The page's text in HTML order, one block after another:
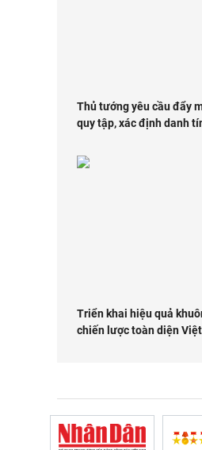
Thủ tướng yêu cầu đẩy
quy tập, xác định danh
Triển khai hiệu quả
chiến lược toàn diện